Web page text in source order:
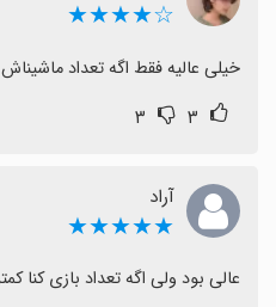
☆★★★★
خیلی عالیه فقط اگه تعداد ماشیناش
۳ ۳
آراد
★★★★★
عالی بود ولی اگه تعداد بازی کنا